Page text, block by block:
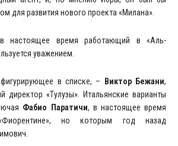
для развития нового проекта «Милана».
время работающий в «Аль-
уважением.
в списке, – Виктор Бежани,
директор «Тулузы». Итальянские варианты
Фабио Паратичи, в настоящее время
но которым год назад